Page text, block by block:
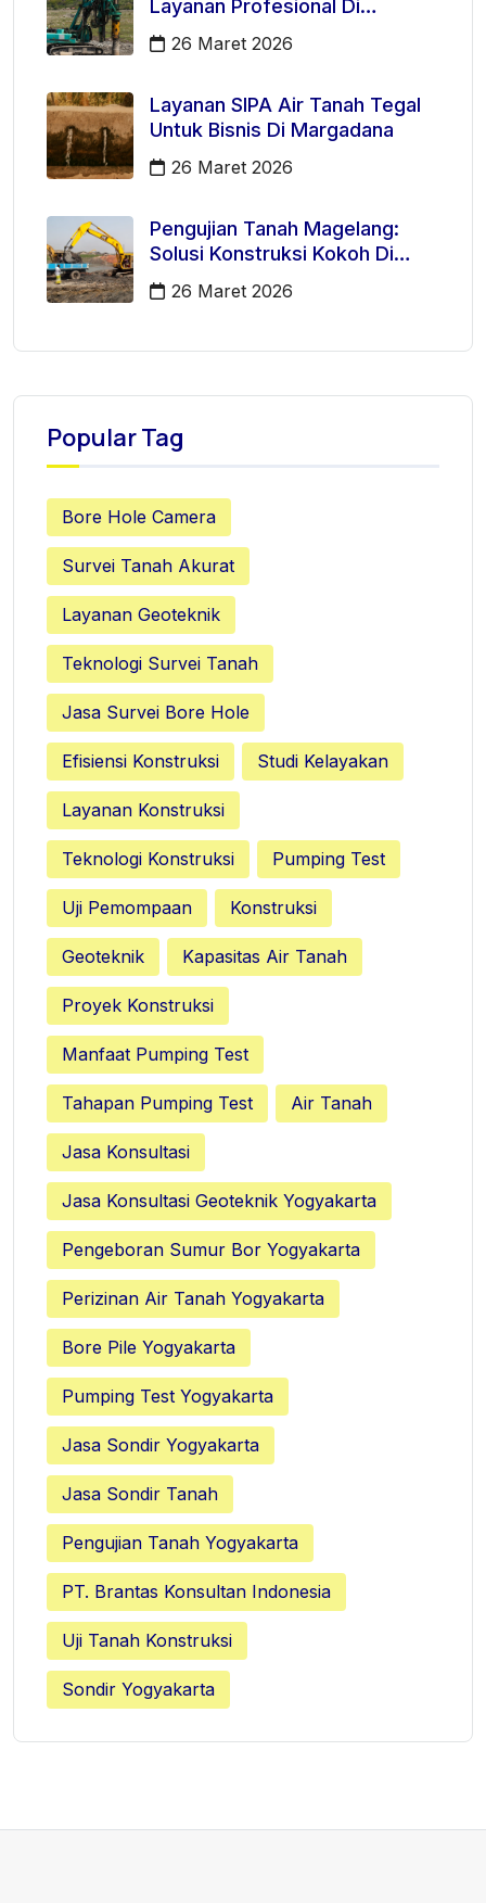
Layanan Profesional Di
Kecamatan Majenang
26 Maret 2026
Layanan SIPA Air Tanah Tegal
Untuk Bisnis Di Margadana
26 Maret 2026
Pengujian Tanah Magelang:
Solusi Konstruksi Kokoh Di
Mertoyudan
26 Maret 2026
Popular Tag
Bore Hole Camera
Survei Tanah Akurat
Layanan Geoteknik
Teknologi Survei Tanah
Jasa Survei Bore Hole
Efisiensi Konstruksi Studi Kelayakan
Layanan Konstruksi
Teknologi Konstruksi Pumping Test
Uji Pemompaan Konstruksi
Geoteknik Kapasitas Air Tanah
Proyek Konstruksi
Manfaat Pumping Test
Tahapan Pumping Test Air Tanah
Jasa Konsultasi
Jasa Konsultasi Geoteknik Yogyakarta
Pengeboran Sumur Bor Yogyakarta
Perizinan Air Tanah Yogyakarta
Bore Pile Yogyakarta
Pumping Test Yogyakarta
Jasa Sondir Yogyakarta
Jasa Sondir Tanah
Pengujian Tanah Yogyakarta
PT. Brantas Konsultan Indonesia
Uji Tanah Konstruksi
Sondir Yogyakarta